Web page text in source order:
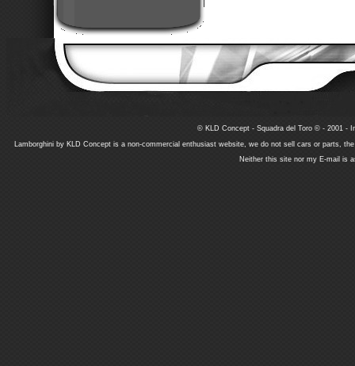
© KLD Concept - Squadra del Toro © - 2001 -
Lamborghini by KLD Concept is a non-commercial enthusiast website, we do not sell cars or parts,
Neither this site nor my E-mail is